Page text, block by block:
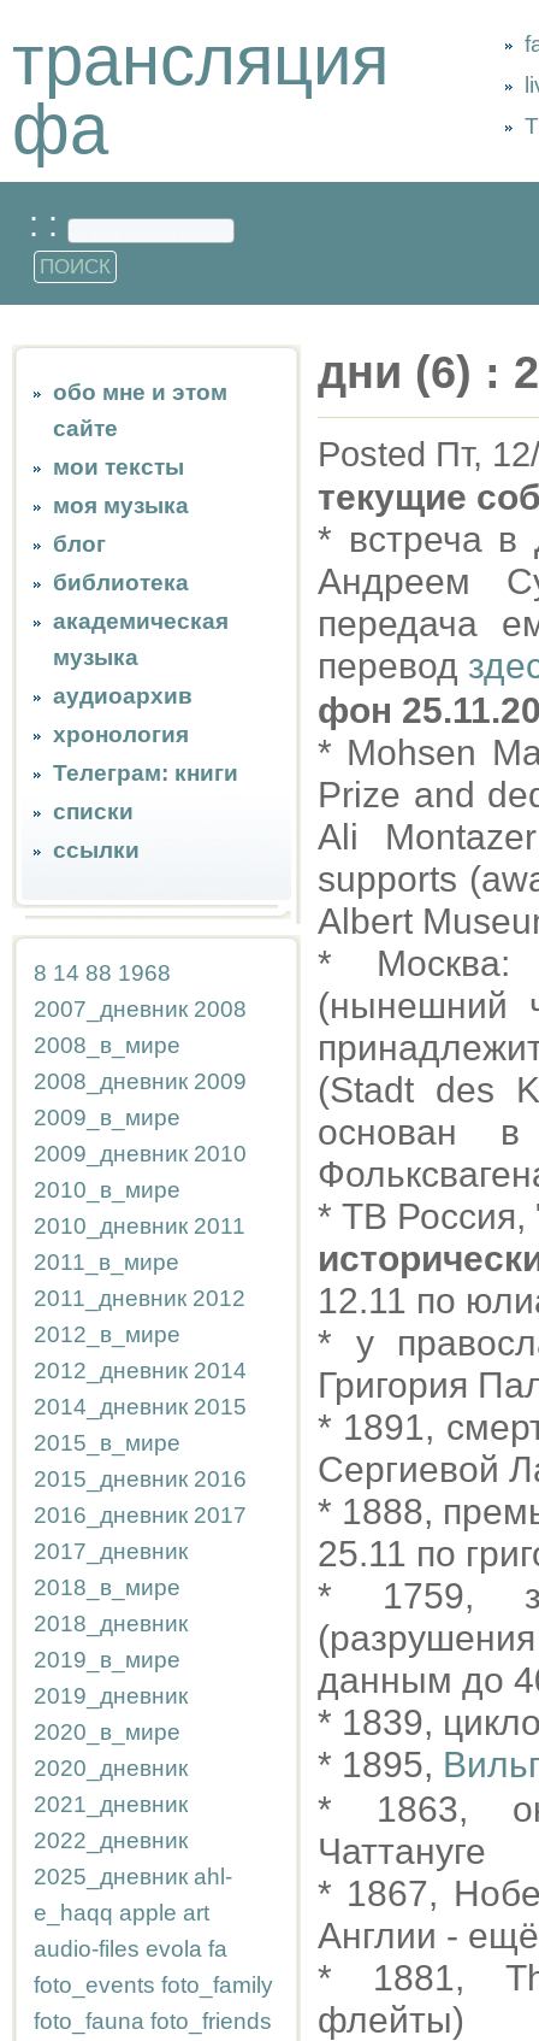
трансляция
фа
: :
обо мне и этом
сайте
мои тексты
моя музыка
блог
библиотека
академическая
музыка
аудиоархив
хронология
Телеграм: книги
списки
ссылки
8 14 88 1968
2007_дневник 2008
2008_в_мире
2008_дневник 2009
2009_в_мире
2009_дневник 2010
2010_в_мире
2010_дневник 2011
2011_в_мире
2011_дневник 2012
2012_в_мире
2012_дневник 2014
2014_дневник 2015
2015_в_мире
2015_дневник 2016
2016_дневник 2017
2017_дневник
2018_в_мире
2018_дневник
2019_в_мире
2019_дневник
2020_в_мире
2020_дневник
2021_дневник
2022_дневник
2025_дневник ahl-
e_haqq apple art
audio-files evola fa
foto_events foto_family
foto_fauna foto_friends
дни (6) :
Posted Пт,
текущие
* встреча
Андреем
передача
перевод
фон
* Mohsen
Prize and
Ali
supports
Albert
* Москва:
(нынешний
(Stadt des
основан
* ТВ Россия,
12.11 по
* у
Григория
* 1891,
Сергиевой
* 1888,
25.11 по
* 1759,
данным до
* 1839,
* 1895,
* 1863,
Чаттануге
* 1867,
Англии -
* 1881,
флейты)